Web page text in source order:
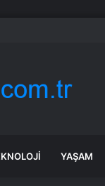
sessizliğini bozdu
YAŞAM